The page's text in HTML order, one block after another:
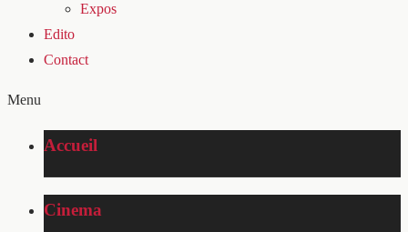
Expos
Edito
Contact
Menu
Accueil
Cinema